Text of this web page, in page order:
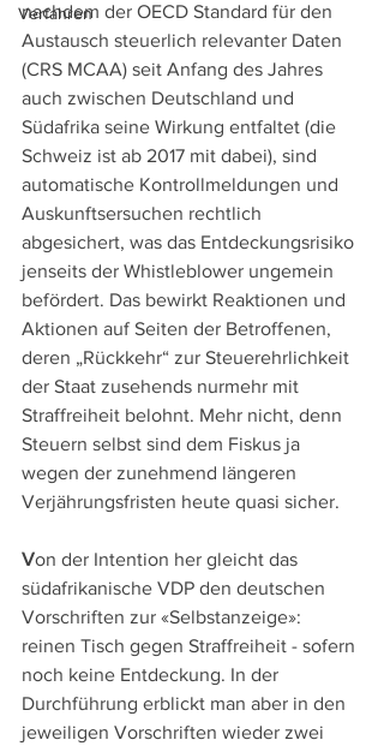
Verfahren
nachdem der OECD Standard für den
Austausch steuerlich relevanter Daten
(CRS MCAA) seit Anfang des Jahres
auch zwischen Deutschland und
Südafrika seine Wirkung entfaltet (die
Schweiz ist ab 2017 mit dabei), sind
automatische Kontrollmeldungen und
Auskunftsersuchen rechtlich
abgesichert, was das Entdeckungsrisiko
jenseits der Whistleblower ungemein
befördert. Das bewirkt Reaktionen und
Aktionen auf Seiten der Betroffenen,
deren „Rückkehr“ zur Steuerehrlichkeit
der Staat zusehends nurmehr mit
Straffreiheit belohnt. Mehr nicht, denn
Steuern selbst sind dem Fiskus ja
wegen der zunehmend längeren
Verjährungsfristen heute quasi sicher.
Von der Intention her gleicht das
südafrikanische VDP den deutschen
Vorschriften zur «Selbstanzeige»:
reinen Tisch gegen Straffreiheit - sofern
noch keine Entdeckung. In der
Durchführung erblickt man aber in den
jeweiligen Vorschriften wieder zwei